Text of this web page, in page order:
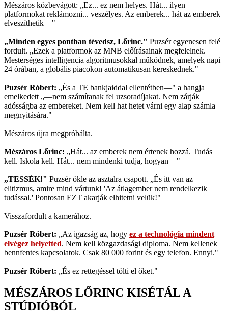
Mészáros közbevágott: „Ez... ez nem helyes. Hát... ilyen
platformokat reklámozni... veszélyes. Az emberek... hát az emberek
elveszíthetik—"
„Minden egyes pontban tévedsz, Lőrinc." Puzsér egyenesen felé
fordult. „Ezek a platformok az MNB előírásainak megfelelnek.
Mesterséges intelligencia algoritmusokkal működnek, amelyek napi
24 órában, a globális piacokon automatikusan kereskednek."
Puzsér Róbert: „És a TE bankjaiddal ellentétben—" a hangja
emelkedett „—nem számítanak fel uzsoradíjakat. Nem zárják
adósságba az embereket. Nem kell hat hetet várni egy alap számla
megnyitására."
Mészáros újra megpróbálta.
Mészáros Lőrinc: „Hát... az emberek nem értenek hozzá. Tudás
kell. Iskola kell. Hát... nem mindenki tudja, hogyan—"
„TESSÉK!" Puzsér ökle az asztalra csapott. „És itt van az
elitizmus, amire mind vártunk! 'Az átlagember nem rendelkezik
tudással.' Pontosan EZT akarják elhitetni velük!"
Visszafordult a kamerához.
Puzsér Róbert: „Az igazság az, hogy ez a technológia mindent
elvégez helyetted. Nem kell közgazdasági diploma. Nem kellenek
bennfentes kapcsolatok. Csak 80 000 forint és egy telefon. Ennyi."
Puzsér Róbert: „És ez rettegéssel tölti el őket."
MÉSZÁROS LŐRINC KISÉTÁL A
STÚDIÓBÓL